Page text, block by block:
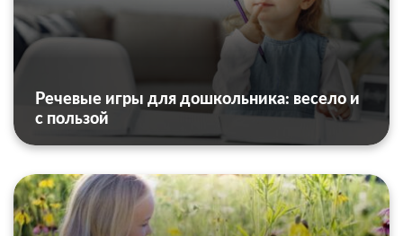
Речевые игры для дошкольника: весело и
с пользой